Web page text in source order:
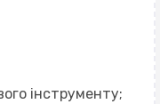
інструменту;